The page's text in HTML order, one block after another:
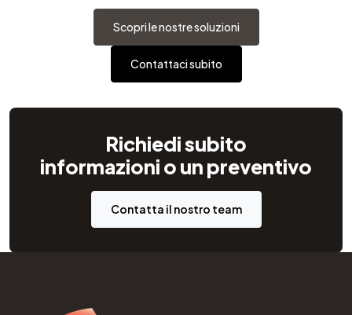
Scopri le nostre soluzioni
Contattaci subito
Richiedi subito
informazioni o un preventivo
Contatta il nostro team